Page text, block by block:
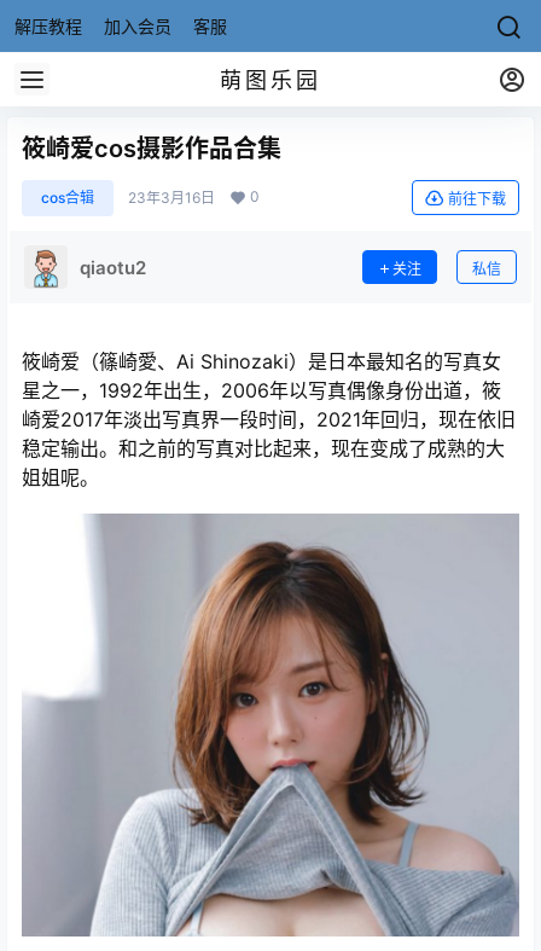
解压教程 加入会员 客服
萌图乐园
筱崎爱cos摄影作品合集
cos合辑 23年3月16日 0 前往下载
qiaotu2 关注 私信
筱崎爱（篠崎愛、Ai Shinozaki）是日本最知名的写真女
星之一，1992年出生，2006年以写真偶像身份出道，筱
崎爱2017年淡出写真界一段时间，2021年回归，现在依旧
稳定输出。和之前的写真对比起来，现在变成了成熟的大
姐姐呢。